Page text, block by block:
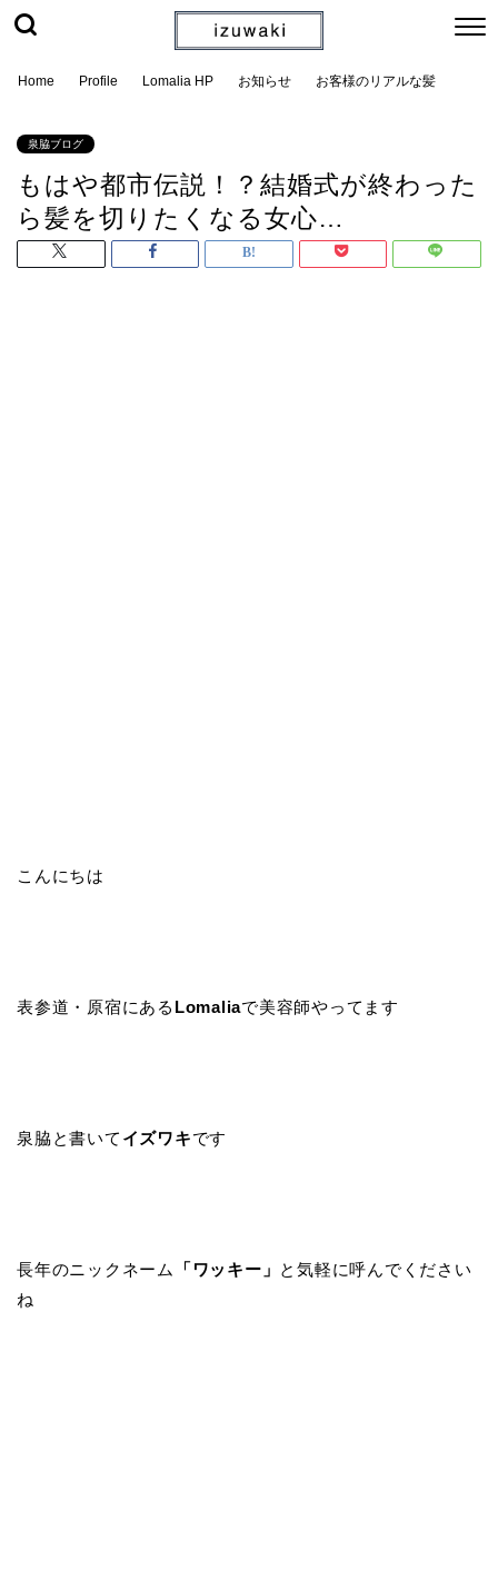
Home Profile Lomalia HP お知らせ お客様のリアルな髪
泉脇ブログ
もはや都市伝説！？結婚式が終わった
ら髪を切りたくなる女心…
こんにちは
表参道・原宿にある Lomaliaで美容師やってます
泉脇と書いて イズワキです
長年のニックネーム 「ワッキー」 と気軽に呼んでください
ね